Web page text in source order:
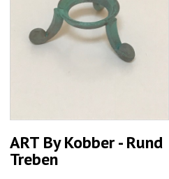
ART By Kobber - Rund
Treben